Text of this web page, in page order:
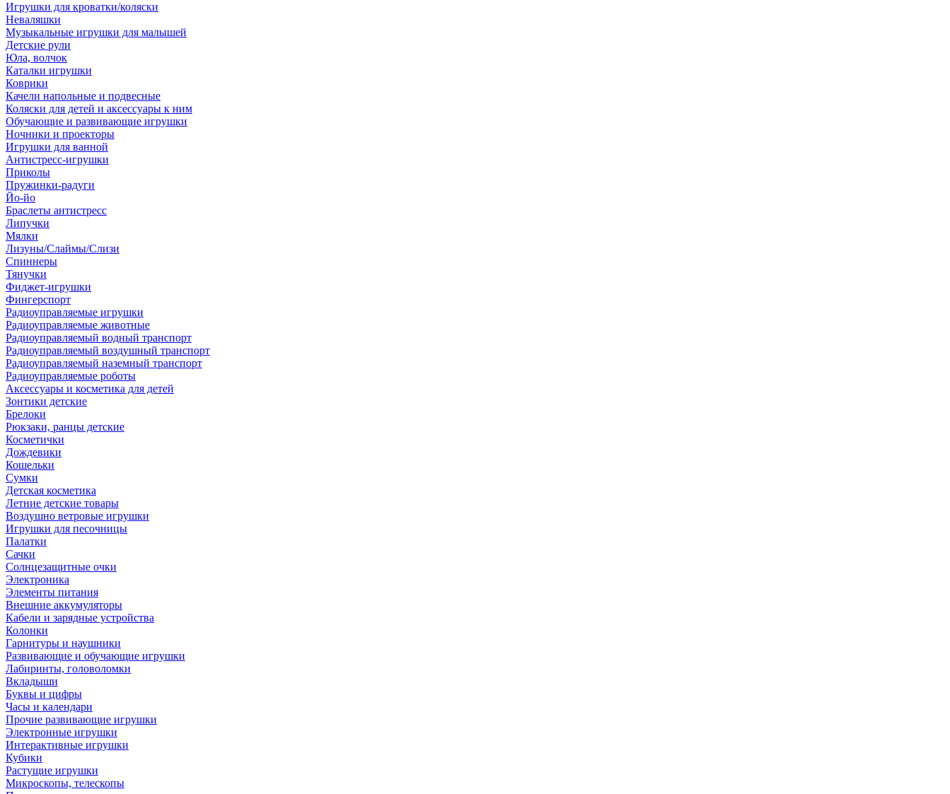
Игрушки для кроватки/коляски
Неваляшки
Музыкальные игрушки для малышей
Детские рули
Юла, волчок
Каталки игрушки
Коврики
Качели напольные и подвесные
Коляски для детей и аксессуары к ним
Обучающие и развивающие игрушки
Ночники и проекторы
Игрушки для ванной
Антистресс-игрушки
Приколы
Пружинки-радуги
Йо-йо
Браслеты антистресс
Липучки
Мялки
Лизуны/Слаймы/Слизи
Спиннеры
Тянучки
Фиджет-игрушки
Фингерспорт
Радиоуправляемые игрушки
Радиоуправляемые животные
Радиоуправляемый водный транспорт
Радиоуправляемый воздушный транспорт
Радиоуправляемый наземный транспорт
Радиоуправляемые роботы
Аксессуары и косметика для детей
Зонтики детские
Брелоки
Рюкзаки, ранцы детские
Косметички
Дождевики
Кошельки
Сумки
Детская косметика
Летние детские товары
Воздушно ветровые игрушки
Игрушки для песочницы
Палатки
Сачки
Солнцезащитные очки
Электроника
Элементы питания
Внешние аккумуляторы
Кабели и зарядные устройства
Колонки
Гарнитуры и наушники
Развивающие и обучающие игрушки
Лабиринты, головоломки
Вкладыши
Буквы и цифры
Часы и календари
Прочие развивающие игрушки
Электронные игрушки
Интерактивные игрушки
Кубики
Растущие игрушки
Микроскопы, телескопы